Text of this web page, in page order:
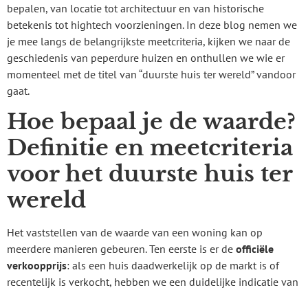
bepalen, van locatie tot architectuur en van historische
betekenis tot hightech voorzieningen. In deze blog nemen we
je mee langs de belangrijkste meetcriteria, kijken we naar de
geschiedenis van peperdure huizen en onthullen we wie er
momenteel met de titel van “duurste huis ter wereld” vandoor
gaat.
Hoe bepaal je de waarde?
Definitie en meetcriteria
voor het duurste huis ter
wereld
Het vaststellen van de waarde van een woning kan op
meerdere manieren gebeuren. Ten eerste is er de officiële
verkoopprijs: als een huis daadwerkelijk op de markt is of
recentelijk is verkocht, hebben we een duidelijke indicatie van